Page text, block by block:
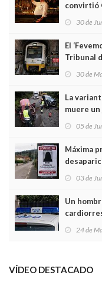
convirtió
Asturias
30 de
El
Tribunal
30 de
La
muere
frontal
05 de
Máxima
03 de
Un
Local en
24 de
VÍDEO DESTACADO